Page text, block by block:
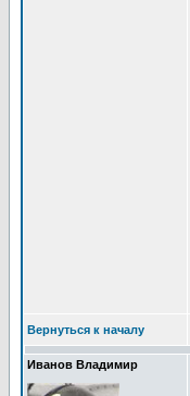
Вернуться к началу
Иванов Владимир